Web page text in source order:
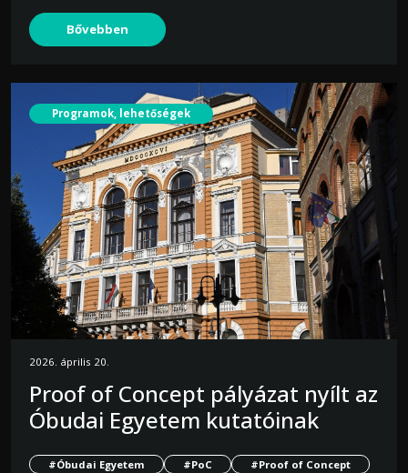
Bővebben
Programok, lehetőségek
2026. április 20.
Proof of Concept pályázat nyílt az
Óbudai Egyetem kutatóinak
#Óbudai Egyetem #PoC #Proof of Concept